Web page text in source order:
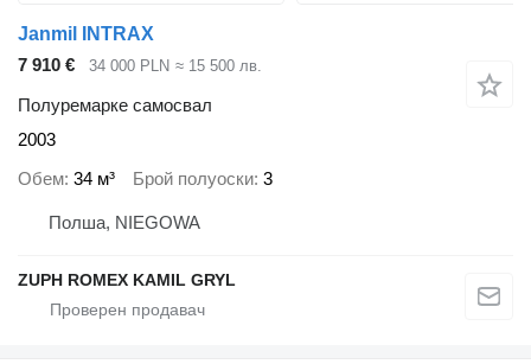
Janmil INTRAX
7 910 €
34 000 PLN ≈ 15 500 лв.
Полуремарке самосвал
2003
Обем 34 м³ Брой полуоски 3
Полша, NIEGOWA
ZUPH ROMEX KAMIL GRYL